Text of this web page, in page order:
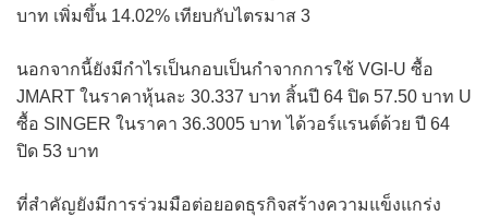
บาท เพิ่มขึ้น 14.02% เทียบกับไตรมาส 3
นอกจากนี้ยังมีกำไรเป็นกอบเป็นกำจากการใช้ VGI-U ซื้อ
JMART ในราคาหุ้นละ 30.337 บาท สิ้นปี 64 ปิด 57.50 บาท U
ซื้อ SINGER ในราคา 36.3005 บาท ได้วอร์แรนต์ด้วย ปี 64
ปิด 53 บาท
ที่สำคัญยังมีการร่วมมือต่อยอดธุรกิจสร้างความแข็งแกร่ง